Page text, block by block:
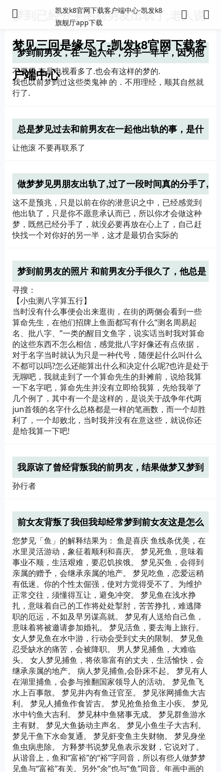
凯发k8官网下载客户端中心-凯发k8
旗舰厅app下载
梦到已经分手的前男友出轨了,老人说
梦见三回是缘尽了-凯发k8官网下载客
户端中心
梦到前男友，在一起六年，分手一年半，因为他
出轨了。分手后苦苦纠缠过我，当时非常痛苦。
没有再找过，原
不要紧.有是电视看多了.也会有这样的梦的.
我也以前梦到过这些类鬼神 的．不用理经，顺其自然就
行了.
总是梦见过去和前男友在一起他出轨的事，是什
么意思？
让他滚 不要再联系了
做梦梦见男朋友出轨了,过了一段时间真的分手了,
是预兆吗？
这不是预兆，只是以前在你的潜意识之中，已经感觉到
他出轨了，只是你不愿意承认而已，所以你才会做这种
梦，既然已经分手了，就没必要再放在心上了，自己赶
快找一个对你好的另一半，这才是最切合实际的
梦到前男友的照片 和前男友分手很久了，他总是
出轨特别花心。我还是总想他。前两天做梦梦到
去他的空间
寻搜：
【小虫测八字算五行】
当时没有什么事便会出来逛街，在街的两侧会看到一些
算命先生，在他们招牌上鱼面都写有什么“测名周易起
名、批八字、”一类的醒目文鱼字，说实话当时我对算命
的这些东西不怎么相信，感觉批八字好像还有点依据，
对于名字当时就认为只是一种代号，随便起什么叫什么
不都可以吗?怎么还能算出什么和决定什么呢?也许是处于
无聊吧，我就走到了一个算命先生的卦摊前，说给我算
一下名字吧，算命先生并没有立即给我算，先给我举了
几个例了，其中有一个是这样的，是说关于战争年代两
jun首领的名字什么总格都是一样的笔画数，而一个却胜
利了，一个却败北，当时我并没有在意这些，就说你还
是给我算一下吧!
我原谅了曾经背叛我的前男友，结果做梦又梦到
他背叛我了
孙行者
前女友背叛了我但我却经常梦到前女友这是怎么
回事
您梦见「鱼」的解释结果为： 鱼是喜庆 鱼线条优美，在
水里灵活游动，象征着顺利和喜庆。 梦见死鱼，意味着
事业不顺，生活艰难，要忍饥挨饿。 梦见买鱼，会得到
亲属的赠予，会继承亲属的地产。 梦见吃鱼，恋爱运稍
有低迷。你的个性太倔强，使对方觉得受不了。为维护
正常交往，须懂得互让，避免冲突。 梦见鱼在浅水挣
扎，意味着自己的工作将处处掣肘，苦苦挣扎，难逃降
职的厄运，不如及早另谋高就。 梦见有人送给自己鱼，
意味着将被邀请参加婚礼。 梦见活鱼，要去海上旅行。
女人梦见鱼在水中游，行动会受到丈夫的限制。 梦见鱼
忍受缺水的痛苦，会被降职。 男人梦见捕鱼，大难临
头。 女人梦见捕鱼，将依靠富有的丈夫，生活愉快，会
继承亲属的地产。 病人梦见捕鱼,会卧床不起。 梦见有人
在湖里捕鱼，会参与推翻国家领导人的活动。 梦见鱼飞
水上百事散。 梦见井内有鱼迁官至。 梦见张网捕鱼大吉
利。 梦见人捕鱼作食皆吉。 梦见抢鱼拾鱼主小疾。 梦见
水中钓鱼大吉利。 梦见林中鱼猪事无成。 梦见群鱼游水
主有财。 梦见大鱼扬动主声名。 梦见小鱼生子大吉利。
梦见干鱼下水命复通。 梦见虾变鱼主失财物。 梦见身坐
鱼虫病患除。 方释梦书说梦见鱼表示发财，它说对了。
从谐音上，鱼和“富裕”的“裕”字同音，所以有些人做梦梦
见鱼与“富裕”有关。另外“余”也与“鱼”同音。年画中画的